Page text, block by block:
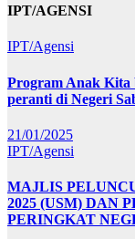
IPT/AGENSI
IPT/Agensi
Program Anak Kita
peranti di Negeri
21/01/2025
IPT/Agensi
MAJLIS
2025 (USM) DAN
PERINGKAT